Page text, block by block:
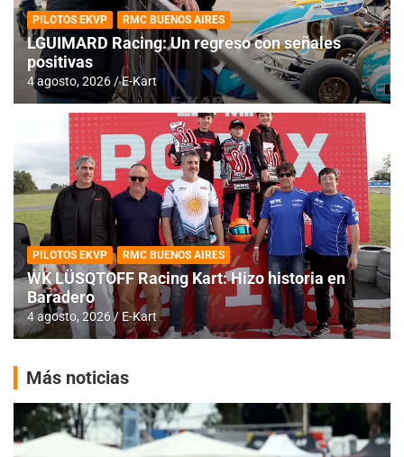
PILOTOS EKVP RMC BUENOS AIRES
LGUIMARD Racing: Un regreso con señales
positivas
4 agosto, 2026 E-Kart
PILOTOS EKVP RMC BUENOS AIRES
WK LÜSQTOFF Racing Kart: Hizo historia en
Baradero
4 agosto, 2026 E-Kart
Más noticias